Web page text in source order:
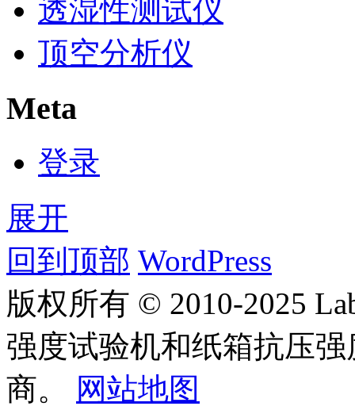
透湿性测试仪
顶空分析仪
Meta
登录
展开
回到顶部 WordPress
版权所有 © 2010-2025
强度试验机和纸箱抗压
商。
网站地图